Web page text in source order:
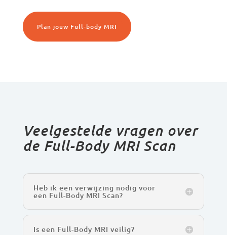
Plan jouw Full-body MRI
Veelgestelde vragen over
de Full-Body MRI Scan
Heb ik een verwijzing nodig voor
een Full-Body MRI Scan?
Is een Full-Body MRI veilig?